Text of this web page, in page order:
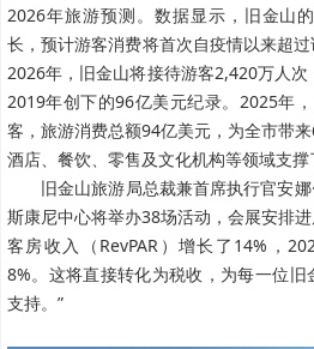
2026年旅游预测。数据显示，旧金山
长，预计游客消费将首次自疫情以来超过
2026年，旧金山将接待游客2,420万人
2019年创下的96亿美元纪录。2025年
客，旅游消费总额94亿美元，为全市带
酒店、餐饮、零售及文化机构等领域支撑
旧金山旅游局总裁兼首席执行官安娜
斯康尼中心将举办38场活动，会展安排
客房收入（RevPAR）增长了14%，
8%。这将直接转化为税收，为每一位
支持。”